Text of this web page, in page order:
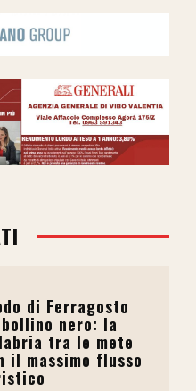
di Ferragosto
nero: la
tra le mete
il massimo flusso